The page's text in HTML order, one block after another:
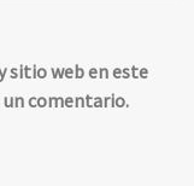
sitio web en este
un comentario.